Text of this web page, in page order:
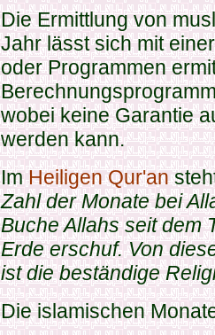
Die Ermittlung von
Jahr lässt sich mit
oder Programmen
wobei keine Garantie
werden kann.
ImHeiligen Qur'an
Zahl der Monate bei
Buche Allahs seit dem
Erde erschuf. Von
ist die beständige
Die islamischen